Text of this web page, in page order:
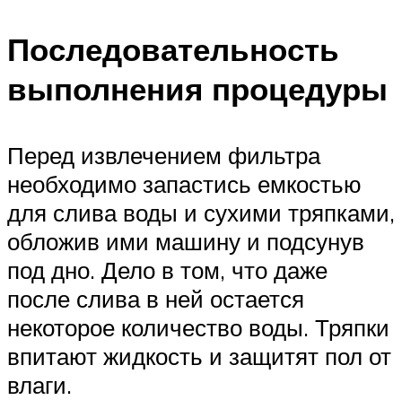
Последовательность
выполнения процедуры
Перед извлечением фильтра
необходимо запастись емкостью
для слива воды и сухими тряпками,
обложив ими машину и подсунув
под дно. Дело в том, что даже
после слива в ней остается
некоторое количество воды. Тряпки
впитают жидкость и защитят пол от
влаги.